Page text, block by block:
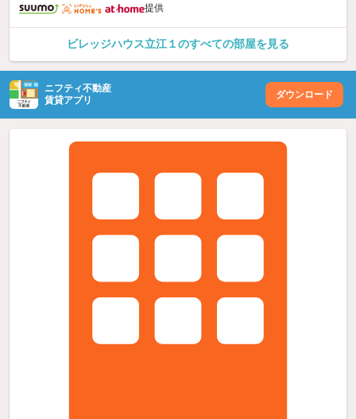
提供
ビレッジハウス立江１のすべての部屋を見る
ニフティ不動産
賃貸アプリ
ダウンロード